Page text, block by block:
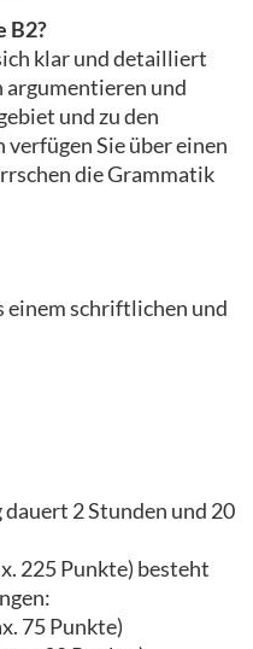
B2?
klar und detailliert
argumentieren und
und zu den
Sie über einen
die Grammatik
einem schriftlichen und
2 Stunden und 20
225 Punkte) besteht
75 Punkte)